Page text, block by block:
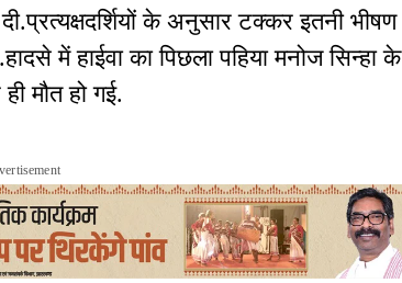
के अनुसार टक्कर इतनी भीषण
में हाईवा का पिछला पहिया मनोज सिन्हा के
मौत हो गई.